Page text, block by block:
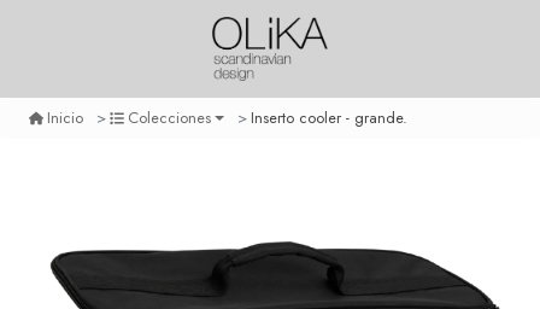
Inicio Colecciones Inserto cooler - grande.